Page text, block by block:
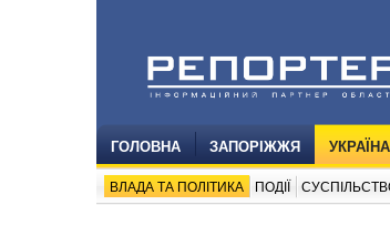
ГОЛОВНА ЗАПОРІЖЖЯ УКРАЇНА
ВЛАДА ТА ПОЛІТИКА ПОДІЇ